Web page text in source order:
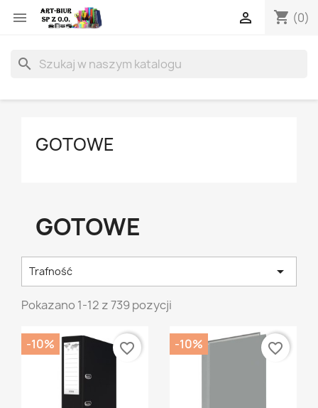
 shopping_cart (0)

search
GOTOWE
GOTOWE
Trafność 
Pokazano 1-12 z 739 pozycji
-10% favorite_border -10% favorite_border